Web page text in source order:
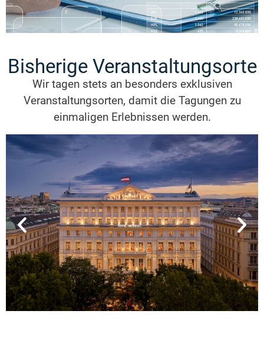
Komplexe Praxisfälle zur
Konzernrechnungslegung
Zur Tagung
Bisherige Veranstaltungsorte
Wir tagen stets an besonders exklusiven
Veranstaltungsorten, damit die Tagungen zu
einmaligen Erlebnissen werden.